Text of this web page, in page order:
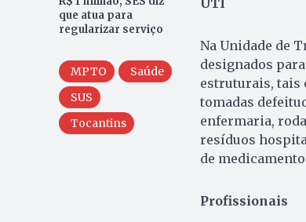
que atua para
regularizar serviço
MPTO
Saúde
SUS
Tocantins
Na Unidade de
designados
estruturais, tais
tomadas
enfermaria,
resíduos
de
Profissionais